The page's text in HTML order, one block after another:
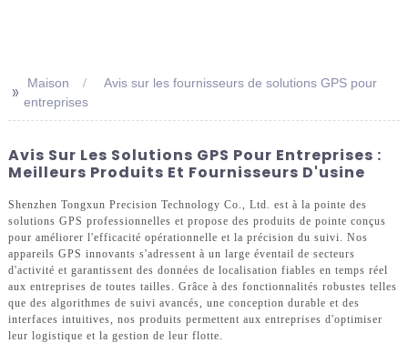
>> Maison
Avis sur les fournisseurs de solutions GPS pour
entreprises
Avis Sur Les Solutions GPS Pour Entreprises :
Meilleurs Produits Et Fournisseurs D'usine
Shenzhen Tongxun Precision Technology Co., Ltd. est à la pointe des
solutions GPS professionnelles et propose des produits de pointe conçus
pour améliorer l'efficacité opérationnelle et la précision du suivi. Nos
appareils GPS innovants s'adressent à un large éventail de secteurs
d'activité et garantissent des données de localisation fiables en temps réel
aux entreprises de toutes tailles. Grâce à des fonctionnalités robustes telles
que des algorithmes de suivi avancés, une conception durable et des
interfaces intuitives, nos produits permettent aux entreprises d'optimiser
leur logistique et la gestion de leur flotte.